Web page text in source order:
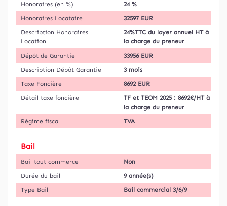
Honoraires (en %)
24 %
Honoraires Locataire
32597 EUR
Description Honoraires
Location
24%TTC du loyer annuel HT à
la charge du preneur
Dépôt de Garantie
33956 EUR
Description Dépôt Garantie
3 mois
Taxe Foncière
8692 EUR
Détail taxe foncière
TF et TEOM 2025 : 8692€/HT à
la charge du preneur
Régime fiscal
TVA
Bail
Bail tout commerce
Non
Durée du bail
9 année(s)
Type Bail
Bail commercial 3/6/9